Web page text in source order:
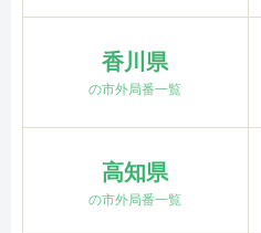
香川県
の市外局番一覧
高知県
の市外局番一覧